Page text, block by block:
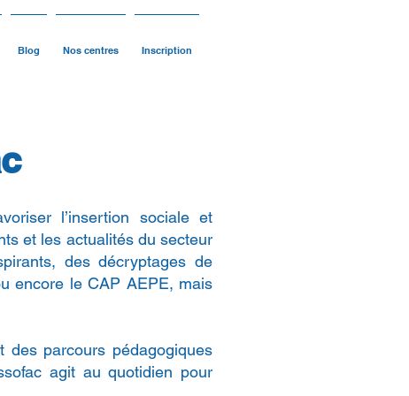
Blog Nos centres Inscription
l’insertion sociale et
et les actualités du secteur
des décryptages de
encore le CAP AEPE, mais
des parcours pédagogiques
agit au quotidien pour